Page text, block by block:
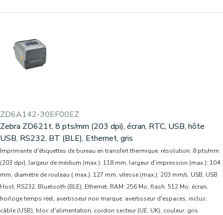
ZD6A142-30EF00EZ
Zebra ZD621t, 8 pts/mm (203 dpi), écran, RTC, USB, hôte
USB, RS232, BT (BLE), Ethernet, gris
Imprimante d'étiquettes de bureau en transfert thermique, résolution: 8 pts/mm
(203 dpi), largeur de médium (max.): 118 mm, largeur d'impression (max.): 104
mm, diamètre de rouleau ( max.): 127 mm, vitesse (max.): 203 mm/s, USB, USB
Host, RS232, Bluetooth (BLE), Ethernet, RAM: 256 Mo, flash: 512 Mo, écran,
horloge temps réel, avertisseur noir marque, avertisseur d'espaces, inclus:
câble (USB), bloc d'alimentation, cordon secteur (UE, UK), couleur: gris